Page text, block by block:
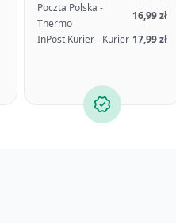
Poczta Polska -
Thermo
16,99 zł
InPost Kurier - Kurier 17,99 zł